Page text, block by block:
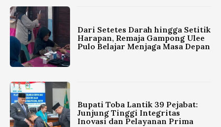
Dari Setetes Darah hingga Setitik
Harapan, Remaja Gampong Ulee
Pulo Belajar Menjaga Masa Depan
Bupati Toba Lantik 39 Pejabat:
Junjung Tinggi Integritas
Inovasi dan Pelayanan Prima